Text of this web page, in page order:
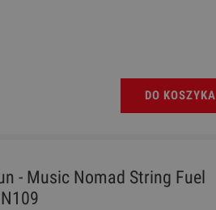
DO KOSZYKA
- Music Nomad String Fuel